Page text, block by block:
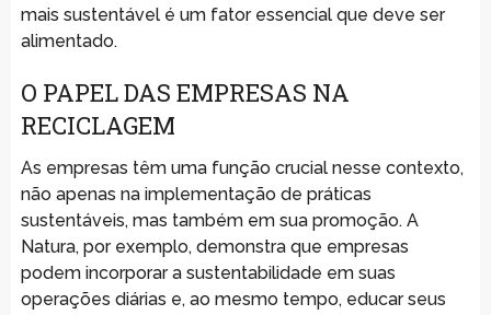
mais sustentável é um fator essencial que deve ser
alimentado.
O PAPEL DAS EMPRESAS NA
RECICLAGEM
As empresas têm uma função crucial nesse contexto,
não apenas na implementação de práticas
sustentáveis, mas também em sua promoção. A
Natura, por exemplo, demonstra que empresas
podem incorporar a sustentabilidade em suas
operações diárias e, ao mesmo tempo, educar seus